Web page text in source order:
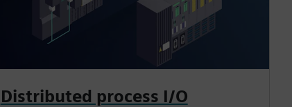
Distributed process I/O